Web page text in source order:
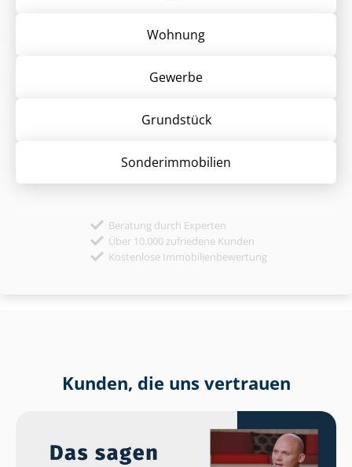
Wohnung
Gewerbe
Grund­stück
Sonder­immobilien
Beratung durch Experten
Über 10.000 zufriedene Kunden
Kostenlose Immobilienbewertung
Kunden, die uns vertrauen